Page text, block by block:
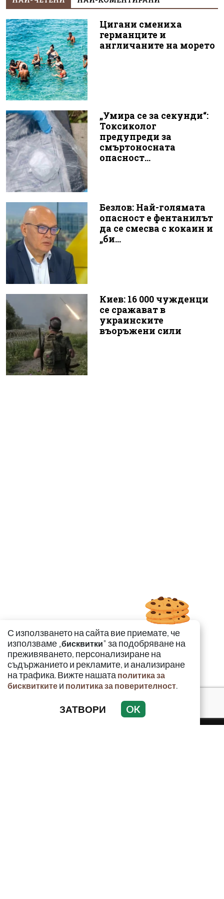
Цигани смениха
германците и
англичаните на морето
„Умира се за секунди“:
Токсиколог
предупреди за
смъртоносната
опасност...
Безлов: Най-голямата
опасност е фентанилът
да се смесва с кокаин и
„би...
Киев: 16 000 чужденци
се сражават в
украинските
въоръжени сили
С използването на сайта вие приемате, че
използваме „бисквитки" за подобряване на
преживяването, персонализиране на
съдържанието и рекламите, и анализиране
на трафика. Вижте нашата политика за
бисквитките и политика за поверителност.
ЗАТВОРИ OK